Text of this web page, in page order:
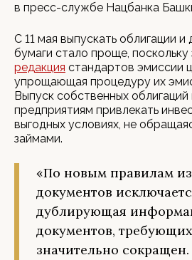
в пресс-службе Нацбанка
С 11 мая выпускать облигации и
бумаги стало проще, поскольку
редакция стандартов эмиссии
упрощающая процедуру их
Выпуск собственных облигаций
предприятиям привлекать
выгодных условиях, не
займами.
«По новым правилам
документов
дублирующая
документов,
значительно